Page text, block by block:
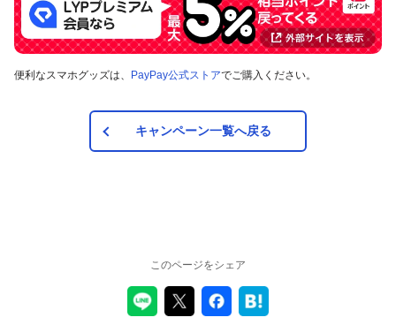
対象の支払方法
本キャンペーンの対象のお支払方法は、PayPay残高、ヤフー
法は対象外です。また、オンラインでのお支払いはPayPayピ
ックアップのみ対象で、それ以外は対象外です。
が同時開催する他の総付キャンペーンの中で、付与され
す。PayPay株式会社が指定する場合を除き、それらが重
複適用されることはありません。
便利なスマホグッズは、 PayPay公式ストアでご購入ください。
キャンペーン一覧へ戻る
このページをシェア